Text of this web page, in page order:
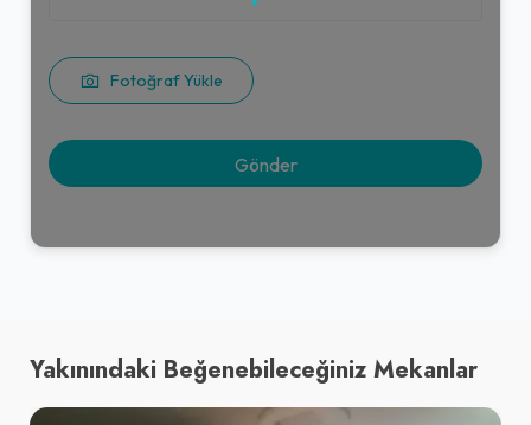
Fotoğraf Yükle
Yakınındaki Beğenebileceğiniz Mekanlar